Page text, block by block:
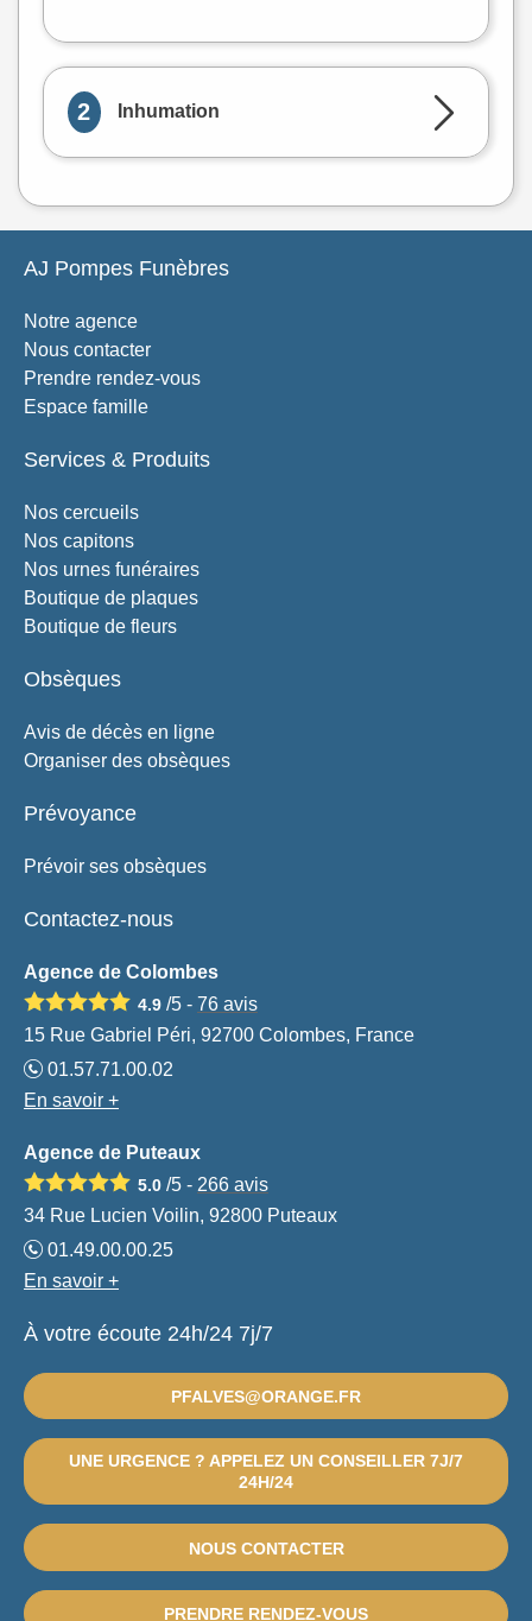
2 Inhumation
AJ Pompes Funèbres
Notre agence
Nous contacter
Prendre rendez-vous
Espace famille
Services & Produits
Nos cercueils
Nos capitons
Nos urnes funéraires
Boutique de plaques
Boutique de fleurs
Obsèques
Avis de décès en ligne
Organiser des obsèques
Prévoyance
Prévoir ses obsèques
Contactez-nous
Agence de Colombes
4.9 /5 - 76 avis
15 Rue Gabriel Péri, 92700 Colombes, France
01.57.71.00.02
En savoir +
Agence de Puteaux
5.0 /5 - 266 avis
34 Rue Lucien Voilin, 92800 Puteaux
01.49.00.00.25
En savoir +
À votre écoute 24h/24 7j/7
PFALVES@ORANGE.FR
UNE URGENCE ? APPELEZ UN CONSEILLER 7J/7
24H/24
NOUS CONTACTER
PRENDRE RENDEZ-VOUS